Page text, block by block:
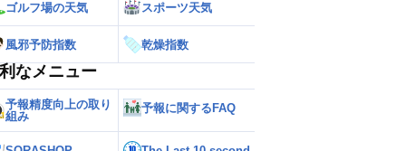
ゴルフ場の天気 スポーツ天気
風邪予防指数 乾燥指数
なメニュー
予報精度向上の取り
組み
予報に関するFAQ